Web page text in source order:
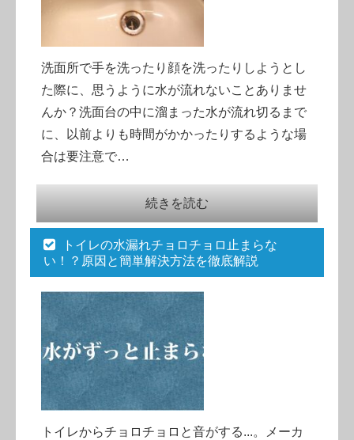
洗面所で手を洗ったり顔を洗ったりしようとし
た際に、思うように水が流れないことありませ
んか？洗面台の中に溜まった水が流れ切るまで
に、以前よりも時間がかかったりするような場
合は要注意で…
続きを読む
トイレの水漏れチョロチョロ止まらな
い！？原因と簡単解決方法を徹底解説
トイレからチョロチョロと音がする...。メーカ